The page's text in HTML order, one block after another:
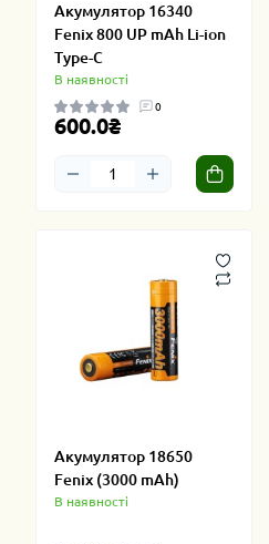
Акумулятор 16340
Fenix 800 UP mAh Li-ion
Type-C
В наявності
0
600.0₴
Акумулятор 18650
Fenix (3000 mAh)
В наявності